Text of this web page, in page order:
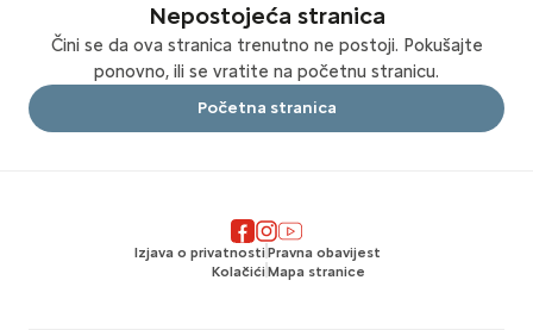
Nepostojeća stranica
Čini se da ova stranica trenutno ne postoji. Pokušajte
ponovno, ili se vratite na početnu stranicu.
Početna stranica
Izjava o privatnostiPravna obavijest
KolačićiMapa stranice